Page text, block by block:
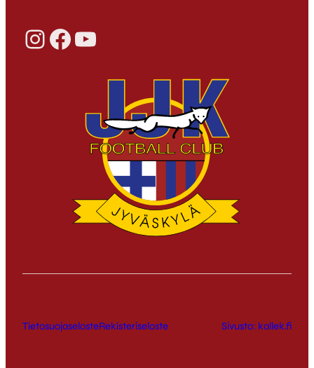
InstagramFacebook YouTube
TietosuojaselosteRekisteriseloste Sivusto: kallek.fi